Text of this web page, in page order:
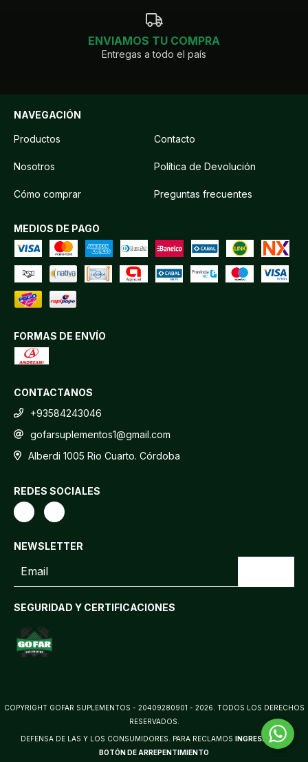
ENVIAMOS TU COMPRA
Entregas a todo el país
NAVEGACIÓN
Productos Contacto
Nosotros Política de Devolución
Cómo comprar Preguntas frecuentes
MEDIOS DE PAGO
FORMAS DE ENVÍO
CONTACTANOS
+93584243046
gofarsuplementos1@gmail.com
Alberdi 1005 Rio Cuarto. Córdoba
REDES SOCIALES
NEWSLETTER
SEGURIDAD Y CERTIFICACIONES
COPYRIGHT GOFAR SUPLEMENTOS - 20409280901 - 2026. TODOS LOS DERECHOS
RESERVADOS.
DEFENSA DE LAS Y LOS CONSUMIDORES. PARA RECLAMOS INGRESÁ ACÁ.
BOTÓN DE ARREPENTIMIENTO